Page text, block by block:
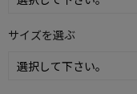
サイズを選ぶ